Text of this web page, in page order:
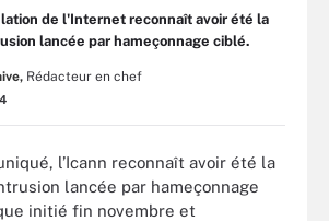
de l'Internet reconnaît avoir été la
lancée par hameçonnage ciblé.
Rédacteur en chef
l’Icann reconnaît avoir été la
lancée par hameçonnage
initié fin novembre et